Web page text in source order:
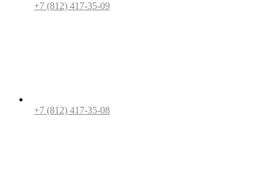
+7 (812) 417-35-09
+7 (812) 417-35-08